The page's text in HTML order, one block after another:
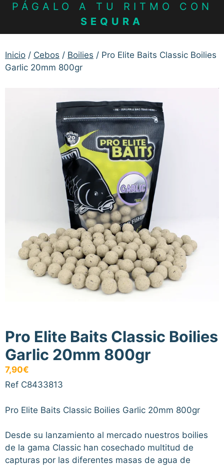
PÁGALO A TU RITMO CON
SEQURA
Inicio / Cebos / Boilies / Pro Elite Baits Classic Boilies
Garlic 20mm 800gr
Pro Elite Baits Classic Boilies
Garlic 20mm 800gr
7,90€
Ref C8433813
Pro Elite Baits Classic Boilies Garlic 20mm 800gr
Desde su lanzamiento al mercado nuestros boilies
de la gama Classic han cosechado multitud de
capturas por las diferentes masas de agua de